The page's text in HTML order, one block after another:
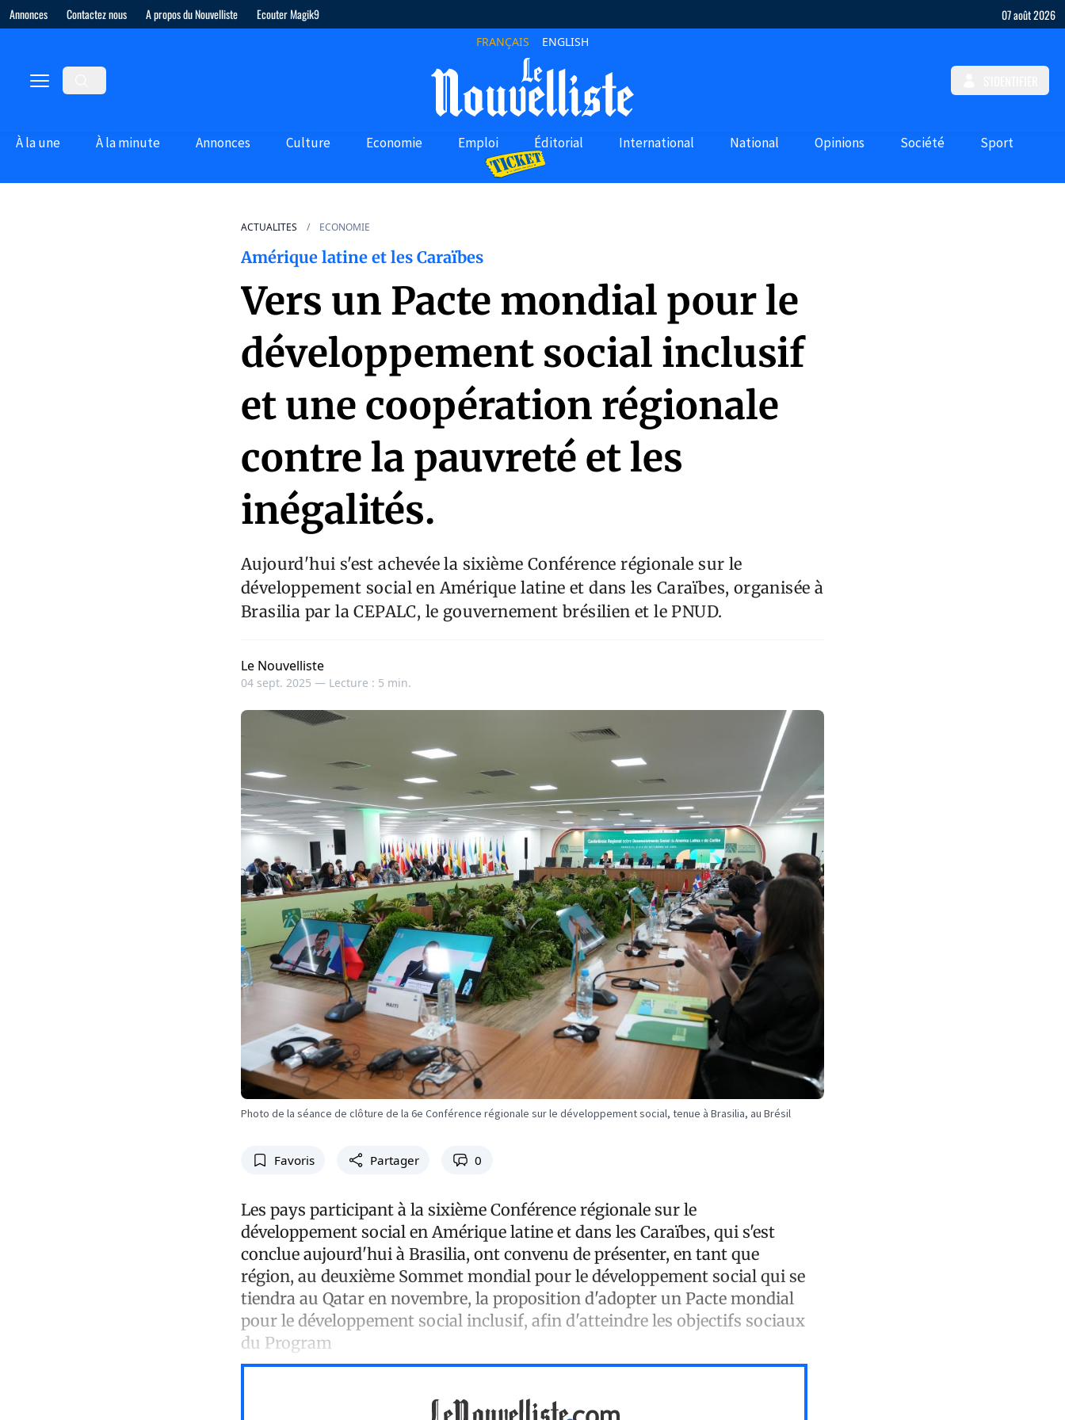
Annonces Contactez nous A propos du Nouvelliste Ecouter Magik9 07 août 2026
FRANÇAIS ENGLISH
À la une À la minute Annonces Culture Economie Emploi Éditorial International National Opinions Société Sport
ACTUALITES ECONOMIE
Amérique latine et les Caraïbes
Vers un Pacte mondial pour le
développement social inclusif
et une coopération régionale
contre la pauvreté et les
inégalités.
Aujourd'hui s'est achevée la sixième Conférence régionale sur le
développement social en Amérique latine et dans les Caraïbes, organisée à
Brasilia par la CEPALC, le gouvernement brésilien et le PNUD.
Le Nouvelliste
04 sept. 2025 — Lecture : 5 min.
Photo de la séance de clôture de la 6e Conférence régionale sur le développement social, tenue à Brasilia, au Brésil
Favoris Partager 0
Les pays participant à la sixième Conférence régionale sur le
développement social en Amérique latine et dans les Caraïbes, qui s'est
conclue aujourd'hui à Brasilia, ont convenu de présenter, en tant que
région, au deuxième Sommet mondial pour le développement social qui se
tiendra au Qatar en novembre, la proposition d'adopter un Pacte mondial
pour le développement social inclusif, afin d'atteindre les objectifs sociaux
du Program